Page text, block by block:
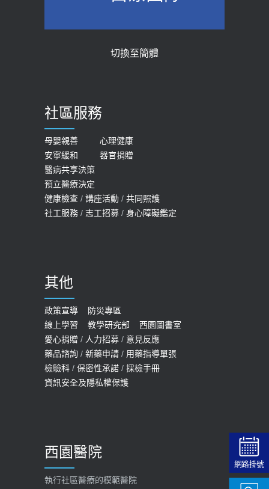
2026-05-21
女性必看國健署公費懶人包！這幾項檢
查完全免費 沒做虧大了
2026-05-14
質密度檢查！醫：注意5重點可逆轉
膝蓋退化有9大部位 骨科醫坦言：不
一定得換人工關節
2019-10-08
20歲迪士尼男星因癲癇猝逝 老人小
孩最好發、醫師點出8大前兆
2019-07-09
預約
2022-01-07
114年【公費流感及新冠疫苗】門診
預約
2025-09-30
【快速肝癌篩檢MRI】新檢查服務
2026-02-06
切換至簡體
社區服務
母嬰親善
心理健康
安寧緩和
器官捐贈
醫病共享決策
預立醫療決定
健康檢查 / 講座活動 / 共同照護
社工服務 / 志工招募 / 身心障礙鑑定
其他
政策宣導
防災專區
線上學習
教學研究部
西園圖書室
愛心捐贈 / 人力招募 / 意見反應
藥品諮詢 / 新藥申請 / 用藥指導單張
檢驗科 / 保密性承諾 / 採檢手冊
資訊安全及隱私權保護
西園醫院
執行社區醫療的模範醫院
網路掛號